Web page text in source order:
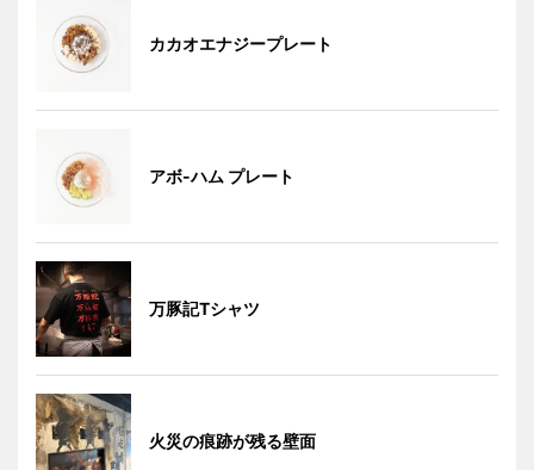
カカオエナジープレート
アボ-ハム プレート
万豚記Tシャツ
火災の痕跡が残る壁面